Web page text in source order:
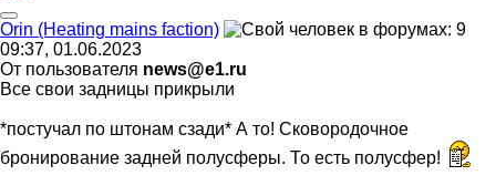
Orin (Heating mains faction)
09:37, 01.06.2023
От пользователя news@e1.ru
Все свои задницы прикрыли
*постучал по штонам сзади* А то! Сковородочное
бронирование задней полусферы. То есть полусфер!